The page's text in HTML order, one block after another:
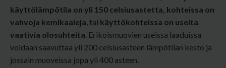
käyttölämpötila on yli 150 celsiusastetta, kohteissa on
vahvoja kemikaaleja, tai käyttökohteissa on useita
vaativia olosuhteita. Erikoismuovien useissa laaduissa
voidaan saavuttaa yli 200 celsiusasteen lämpötilan kesto ja
jossain muoveissa jopa yli 400 asteen.